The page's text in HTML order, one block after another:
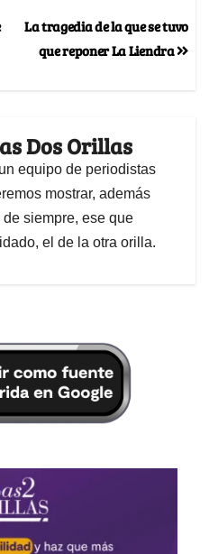
La tragedia de la que se tuvo
que reponer La Liendra
Dos Orillas
equipo de periodistas
mostrar, además
siempre, ese que
el de la otra orilla.